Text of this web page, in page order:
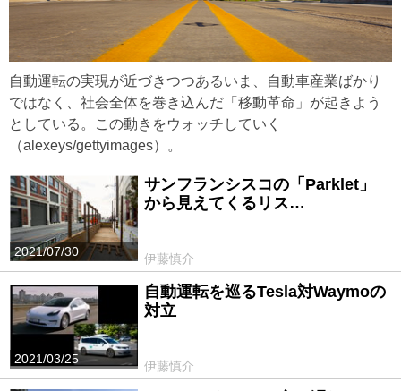
自動運転の実現が近づきつつあるいま、自動車産業ばかり
ではなく、社会全体を巻き込んだ「移動革命」が起きよう
としている。この動きをウォッチしていく
（alexeys/gettyimages）。
2021/07/30
サンフランシスコの「Parklet」
から見えてくるリス…
伊藤慎介
2021/03/25
自動運転を巡るTesla対Waymoの
対立
伊藤慎介